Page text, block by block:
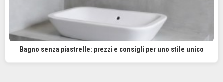
Bagno senza piastrelle: prezzi e consigli per uno stile unico